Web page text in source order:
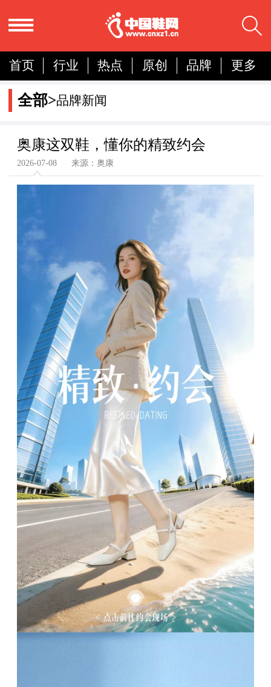
首页 行业 热点 原创 品牌
更多
国内
国际
分析
全部>品牌新闻
奥康这双鞋，懂你的精致约会
2026-07-08 来源：奥康